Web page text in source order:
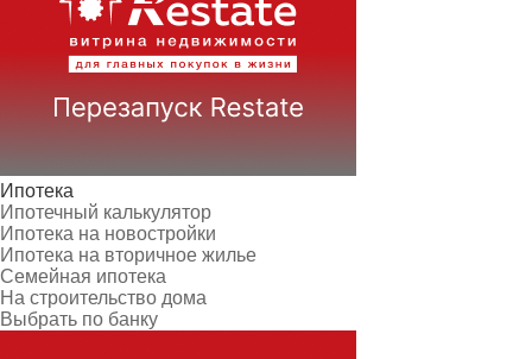
Ипотека
Ипотечный калькулятор
Ипотека на новостройки
Ипотека на вторичное жилье
Семейная ипотека
На строительство дома
Выбрать по банку